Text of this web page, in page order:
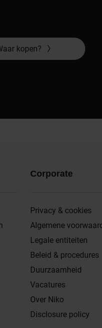
kopen?
Corporate
Privacy & cookies
Algemene
Legale entiteiten
Beleid & procedures
Duurzaamheid
Vacatures
Over Niko
Disclosure policy